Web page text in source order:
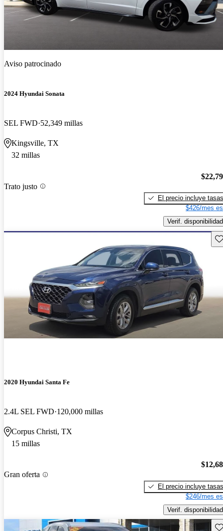
Aviso patrocinado
2024 Hyundai Sonata
SEL FWD 52,349 millas
Kingsville, TX
32 millas
Trato justo
El precio incluye tasas
$426/mes
Verif. disponibilidad
2020 Hyundai Santa Fe
2.4L SEL FWD 120,000 millas
Corpus Christi, TX
15 millas
Gran oferta
El precio incluye tasas
$246/mes
Verif. disponibilidad